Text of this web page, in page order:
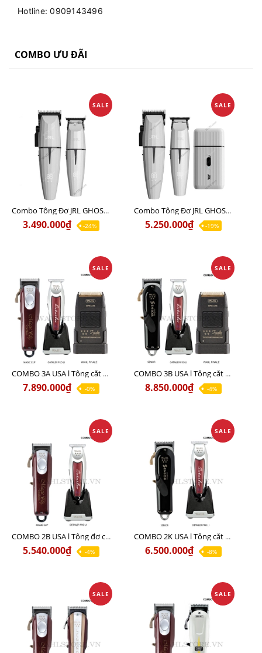
Hotline: 0909143496
COMBO ƯU ĐÃI
SALE
Combo Tông Đơ JRL GHOST 1 Limited Edition Chính Hãng USA
3.490.000₫ -24%
SALE
Combo Tông Đơ JRL GHOST 2 Limited Edition Chính Hãng USA
5.250.000₫ -19%
SALE
COMBO 3A USA l Tông cắt MAGIC + Tông viền DETAILER PRO LI + Cạo khô FINALE
7.890.000₫ -0%
SALE
COMBO 3B USA l Tông cắt SENIOR + Tông viền DETAILER PRO LI + Cạo khô FINALE
8.850.000₫ -4%
SALE
COMBO 2B USA l Tông đơ cắt Magic clip Red + Tông đơ viền Detailer Pro Li
5.540.000₫ -4%
SALE
COMBO 2K USA l Tông cắt SENIOR +Tông viền DETAILER PRO LI
6.500.000₫ -8%
SALE SALE